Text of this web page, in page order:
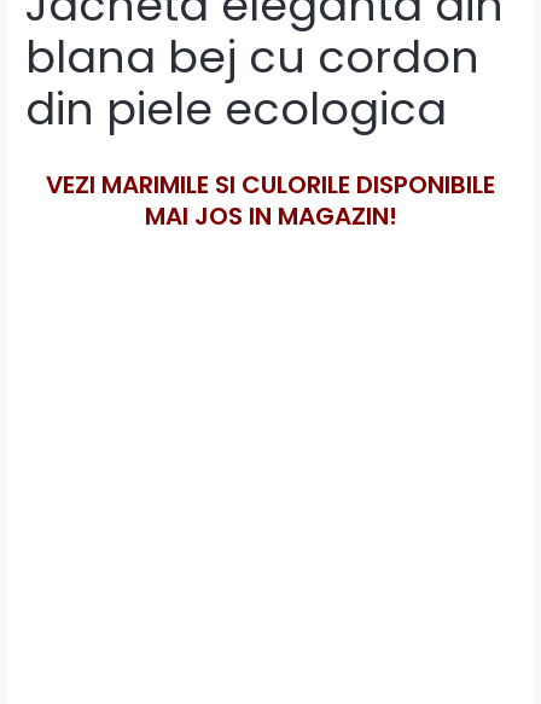
blana bej cu cordon
din piele ecologica
VEZI MARIMILE SI CULORILE DISPONIBILE
MAI JOS IN MAGAZIN!